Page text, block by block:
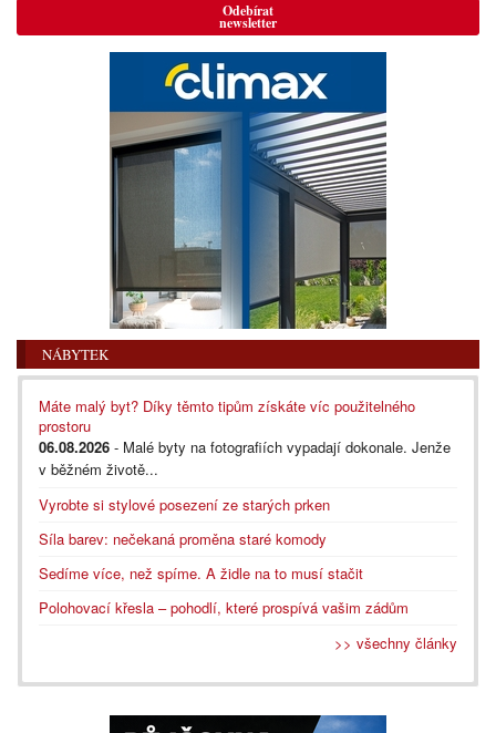
Odebírat
newsletter
NÁBYTEK
Máte malý byt? Díky těmto tipům získáte víc použitelného
prostoru
06.08.2026 - Malé byty na fotografiích vypadají dokonale. Jenže
v běžném životě...
Vyrobte si stylové posezení ze starých prken
Síla barev: nečekaná proměna staré komody
Sedíme více, než spíme. A židle na to musí stačit
Polohovací křesla – pohodlí, které prospívá vašim zádům
>> všechny články